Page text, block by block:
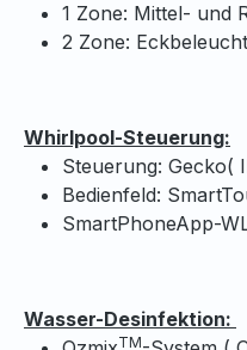
1 Zone: Mittel- und
2 Zone:
Whirlpool-Steuerung:
Steuerung: Gecko(
Bedienfeld:
SmartPhoneApp-
Wasser-Desinfektion:
TM